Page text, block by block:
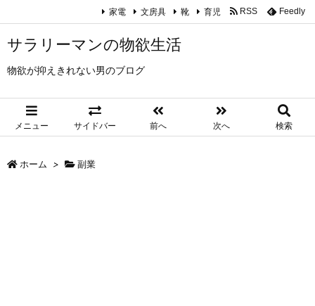
サラリーマンの物欲生活
物欲が抑えきれない男のブログ
メニュー サイドバー 前へ 次へ 検索
家電 文房具 靴 育児 RSS Feedly
ホーム > 副業